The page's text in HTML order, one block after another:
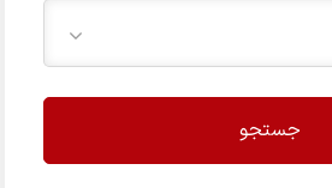
جستجو